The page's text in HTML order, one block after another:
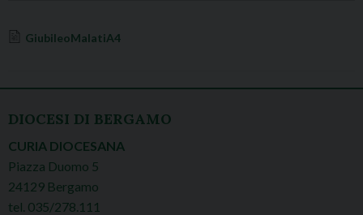
GiubileoMalatiA4
DIOCESI DI BERGAMO
CURIA DIOCESANA
Piazza Duomo 5
24129 Bergamo
tel. 035/278.111